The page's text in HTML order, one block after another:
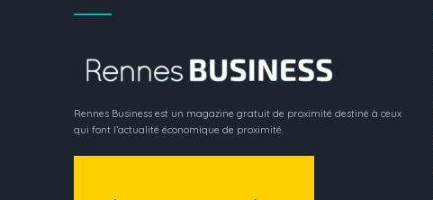
Rennes Business est un magazine gratuit de proximité destiné à ceux
qui font l’actualité économique de proximité.